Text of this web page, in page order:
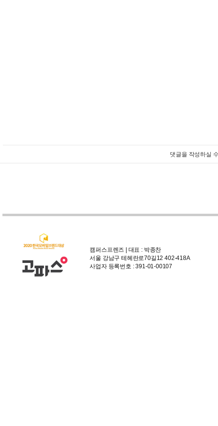
댓글을 작성하실
캠퍼스프렌즈 | 대표 : 박종찬
서울 강남구 테헤란로70길12 402-418A
사업자 등록번호 : 391-01-00107